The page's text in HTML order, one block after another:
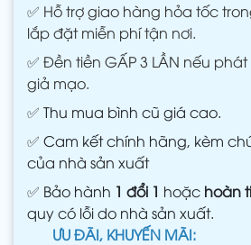
✅ Hỗ trợ giao hàng hỏa tốc
lắp đặt miễn phí tận nơi.
✅ Đền tiền GẤP 3 LẦN nếu
giả mạo.
✅ Thu mua bình cũ giá cao.
✅ Cam kết chính hãng, kèm
của nhà sản xuất
✅ Bảo hành 1 đổi 1 hoặc hoàn
quy có lỗi do nhà sản xuất.
ƯU ĐÃI, KHUYẾN MÃI: